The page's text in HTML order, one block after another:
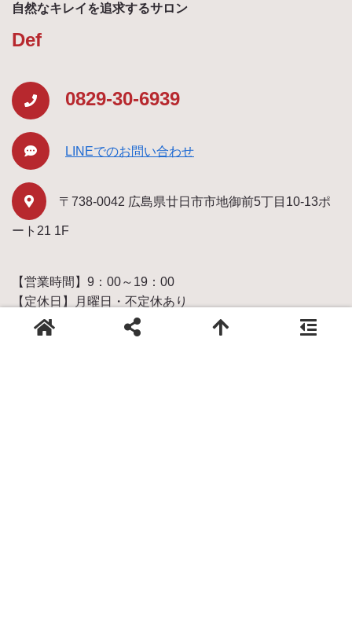
自然なキレイを追求するサロン
Def
0829-30-6939
LINEでのお問い合わせ
〒738-0042 広島県廿日市市地御前5丁目10-13ポ
ート21 1F
【営業時間】9：00～19：00
【定休日】月曜日・不定休あり
【駐車場】有(4台)